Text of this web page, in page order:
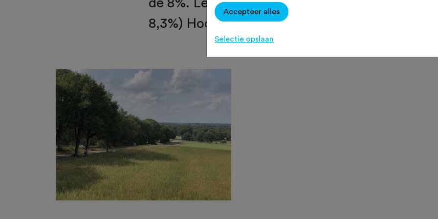
de 8%. Lengte: 710 meter Helling: 4,3%
8,3%) Hoogtemeters: 29
Accepteer alles
Selectie opslaan